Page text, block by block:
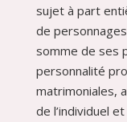
sujet à part
de
somme de ses
personnalité
matrimoniales,
de l’individuel